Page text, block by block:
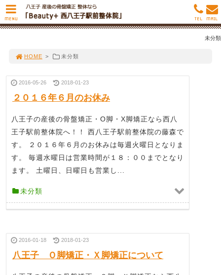
未分類
HOME > 未分類
2016-05-26 2018-01-23
２０１６年６月のお休み
八王子の産後の骨盤矯正・O脚・X脚矯正なら西八
王子駅前整体院へ！！ 西八王子駅前整体院の藤森で
す。 ２０１６年６月のお休みは毎週火曜日となりま
す。 毎週水曜日は営業時間が１８：００までとなり
ます。 土曜日、日曜日も営業し...
未分類
2016-01-18 2018-01-23
八王子 Ｏ脚矯正・Ｘ脚矯正について
MENU MAIL
TEL